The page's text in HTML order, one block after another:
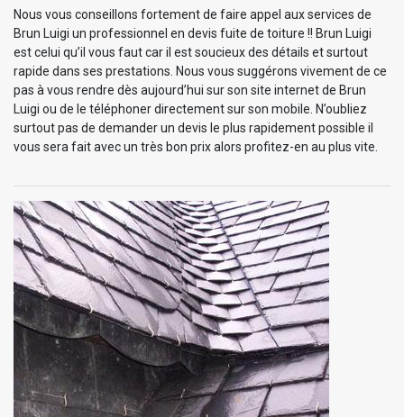
Nous vous conseillons fortement de faire appel aux services de
Brun Luigi un professionnel en devis fuite de toiture !! Brun Luigi
est celui qu’il vous faut car il est soucieux des détails et surtout
rapide dans ses prestations. Nous vous suggérons vivement de ce
pas à vous rendre dès aujourd’hui sur son site internet de Brun
Luigi ou de le téléphoner directement sur son mobile. N’oubliez
surtout pas de demander un devis le plus rapidement possible il
vous sera fait avec un très bon prix alors profitez-en au plus vite.